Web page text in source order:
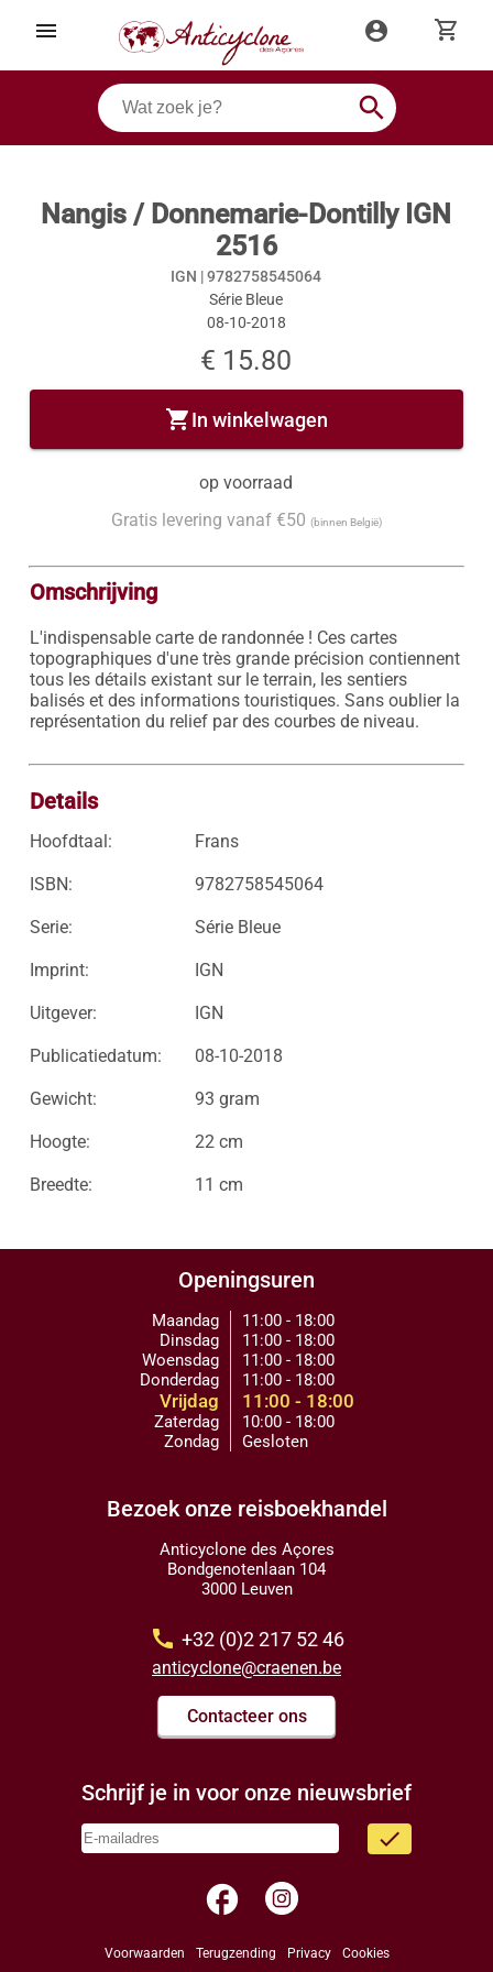
menu account_circle shopping_cart
search
Nangis / Donnemarie-Dontilly IGN
2516
IGN |9782758545064
Série Bleue
08-10-2018
€ 15.80
shopping_cartIn winkelwagen
op voorraad
Gratis levering vanaf €50 (binnen België)
Omschrijving
L'indispensable carte de randonnée ! Ces cartes
topographiques d'une très grande précision contiennent
tous les détails existant sur le terrain, les sentiers
balisés et des informations touristiques. Sans oublier la
représentation du relief par des courbes de niveau.
Details
Hoofdtaal: Frans
ISBN: 9782758545064
Serie: Série Bleue
Imprint: IGN
Uitgever: IGN
Publicatiedatum: 08-10-2018
Gewicht: 93 gram
Hoogte: 22 cm
Breedte: 11 cm
Openingsuren
Maandag
Dinsdag
Woensdag
Donderdag
Vrijdag
Zaterdag
Zondag
11:00 - 18:00
11:00 - 18:00
11:00 - 18:00
11:00 - 18:00
11:00 - 18:00
10:00 - 18:00
Gesloten
Bezoek onze reisboekhandel
Anticyclone des Açores
Bondgenotenlaan 104
3000 Leuven
call +32 (0)2 217 52 46
anticyclone@craenen.be
Contacteer ons
Schrijf je in voor onze nieuwsbrief
done
facebook
Voorwaarden Terugzending Privacy Cookies